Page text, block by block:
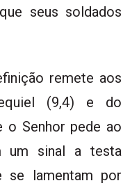
seus soldados
remete aos
(9,4) e do
o Senhor pede ao
um sinal a testa
se lamentam por